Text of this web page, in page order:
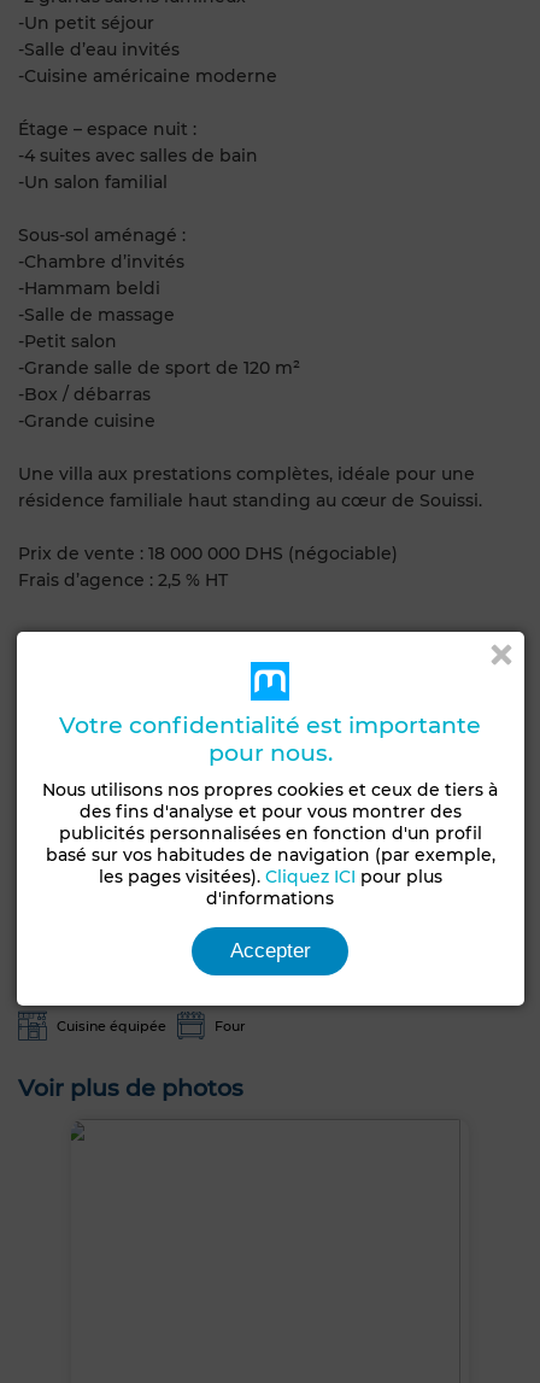
-Un petit séjour
-Salle d’eau invités
-Cuisine américaine moderne
Étage – espace nuit :
-4 suites avec salles de bain
-Un salon familial
Sous-sol aménagé :
-Chambre d’invités
-Hammam beldi
-Salle de massage
-Petit salon
-Grande salle de sport de 120 m²
-Box / débarras
-Grande cuisine
Une villa aux prestations complètes, idéale pour une
résidence familiale haut standing au cœur de Souissi.
Prix de vente : 18 000 000 DHS (négociable)
Frais d’agence : 2,5 % HT
Caractéristiques générales
Villa Bon état / habitable
10-20 ans
Jardin Terrasse Garage Piscine
Concierge Chambre rangement Entre-seul
Salon européen
Climatisation Chauffage central
Cuisine équipée Four
Voir plus de photos
Votre confidentialité est importante
pour nous.
Nous utilisons nos propres cookies et ceux de tiers à
des fins d'analyse et pour vous montrer des
publicités personnalisées en fonction d'un profil
basé sur vos habitudes de navigation (par exemple,
les pages visitées). Cliquez ICI pour plus
d'informations
Accepter